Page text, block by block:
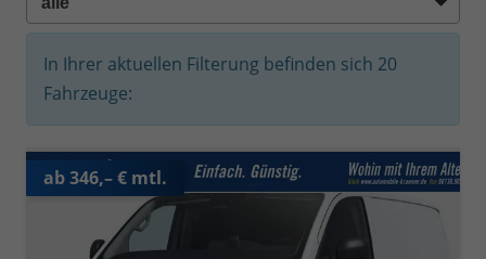
In Ihrer aktuellen Filterung befinden sich 20
Fahrzeuge:
ab 346,– € mtl.